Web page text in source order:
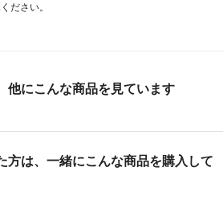
ださい。
他にこんな商品を見ています
方は、一緒にこんな商品を購入して